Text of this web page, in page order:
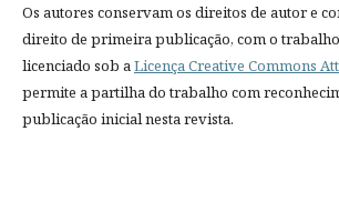
Os autores conservam os direitos de autor e
direito de primeira publicação, com o
licenciado sob aLicença Creative Commons
permite a partilha do trabalho com
publicação inicial nesta revista.